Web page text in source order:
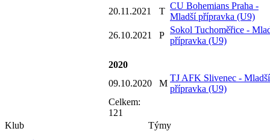
20.11.2021
T
CU Bohemians Praha -
Mladší přípravka (U9)
26.10.2021
P
Sokol Tuchoměřice -
přípravka (U9)
2020
09.10.2020
M
TJ AFK Slivenec - Mladší
přípravka (U9)
Celkem:
121
Klub
Týmy